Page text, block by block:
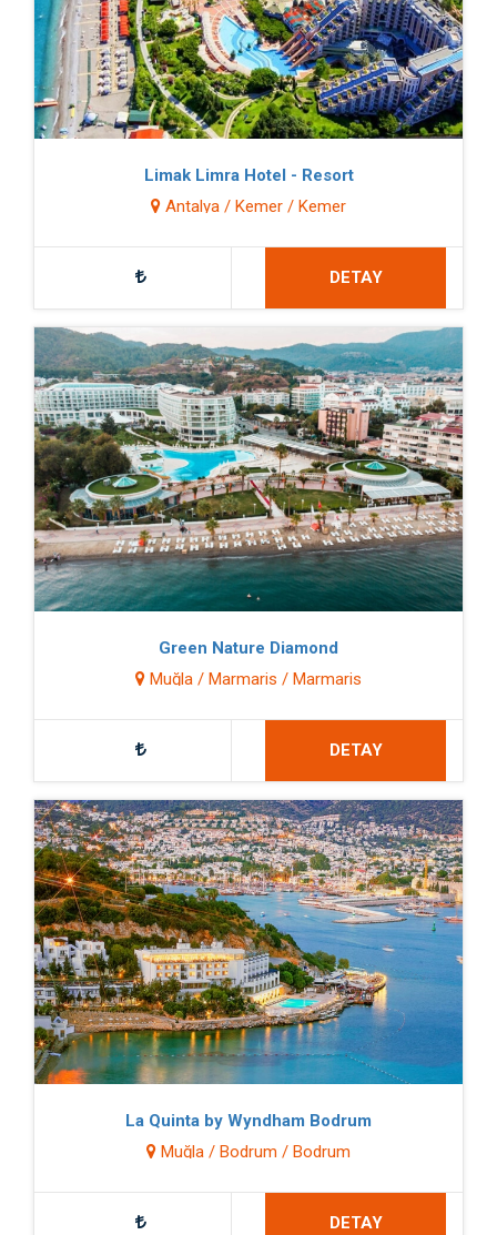
Limak Limra Hotel - Resort
Antalya / Kemer / Kemer
DETAY
Green Nature Diamond
Muğla / Marmaris / Marmaris
DETAY
La Quinta by Wyndham Bodrum
Muğla / Bodrum / Bodrum
DETAY